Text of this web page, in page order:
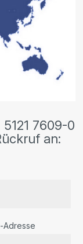
7609-0
an:
Adresse